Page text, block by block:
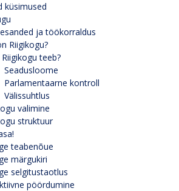
küsimused
ja töökorraldus
Riigikogu?
teeb?
Seadusloome
Parlamentaarne kontroll
Välissuhtlus
valimine
struktuur
teabenõue
märgukiri
selgitustaotlus
pöördumine